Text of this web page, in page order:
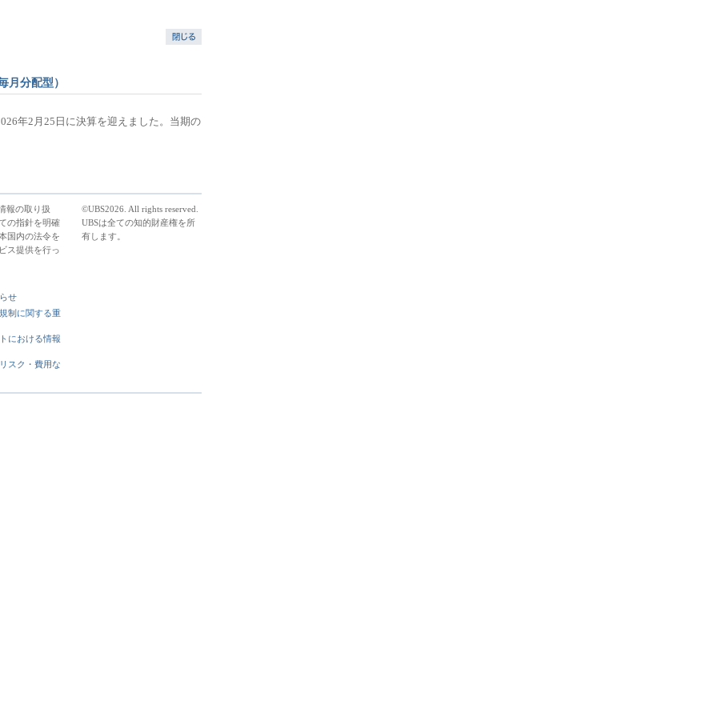
分配型）
年2月25日に決算を迎えました。当期の
報の取り扱
の指針を明確
国内の法令を
ス提供を行っ
せ
制に関する重
における情報
スク・費用な
©UBS2026. All rights reserved.
UBSは全ての知的財産権を所
有します。